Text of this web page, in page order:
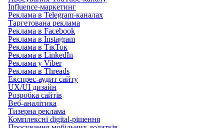
Influence-маркетинг
Реклама в Telegram-каналах
Таргетована реклама
Реклама в Facebook
Реклама в Instagram
Реклама в ТікТок
Реклама в LinkedIn
Реклама у Viber
Реклама в Threads
Експрес-аудит сайту
UX/UI дизайн
Розробка сайтів
Веб-аналітика
Тизерна реклама
Комплексні digital-рішення